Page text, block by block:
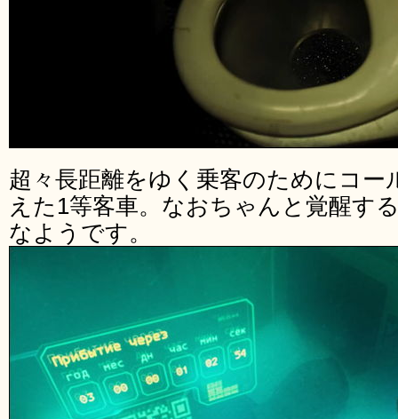
超々長距離をゆく乗客のためにコー
えた1等客車。なおちゃんと覚醒す
なようです。